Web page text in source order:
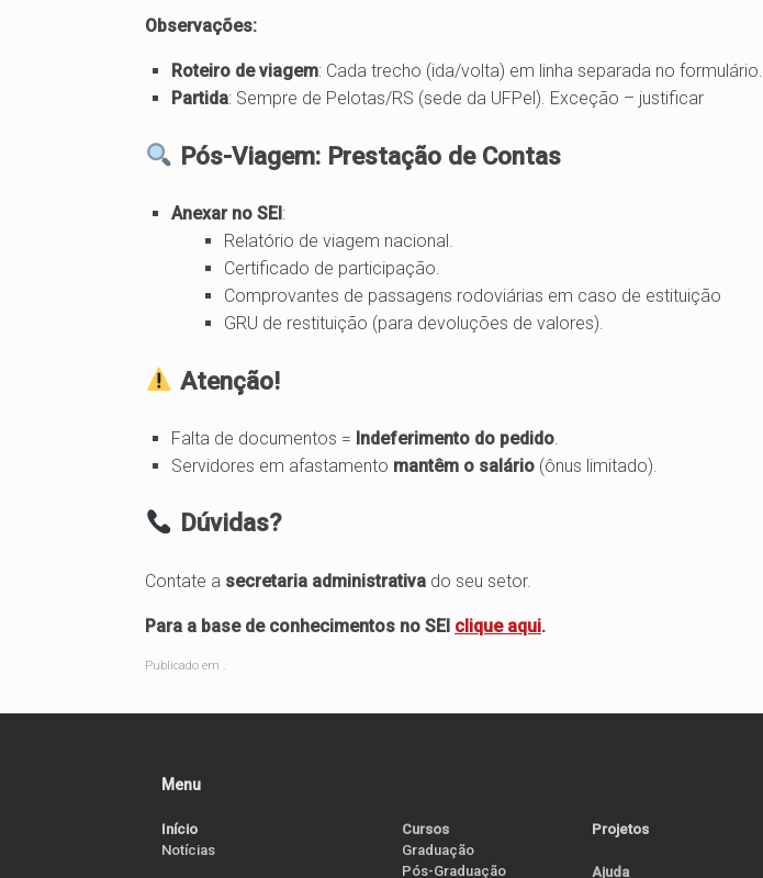
Observações:
Roteiro de viagem: Cada trecho (ida/volta) em linha separada no formulário.
Partida: Sempre de Pelotas/RS (sede da UFPel). Exceção – justificar
Pós-Viagem: Prestação de Contas
Anexar no SEI:
Relatório de viagem nacional.
Certificado de participação.
Comprovantes de passagens rodoviárias em caso de estituição
GRU de restituição (para devoluções de valores).
Atenção!
Falta de documentos = Indeferimento do pedido.
Servidores em afastamento mantêm o salário (ônus limitado).
Dúvidas?
Contate a secretaria administrativa do seu setor.
Para a base de conhecimentos no SEI clique aqui.
Publicado em .
Menu
Início
Notícias
Cursos
Graduação
Pós-Graduação
Projetos
Ajuda